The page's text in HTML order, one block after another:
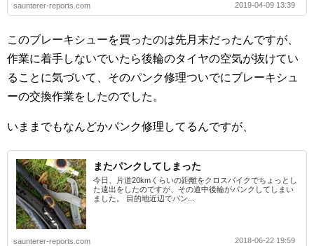
saunterer-reports.com 2019-04-09 13:39
このブレーキシューを買ったのは先月末だったんですが、
作業に着手しないでいたら後輪のタイヤの空気が抜けてい
ることに気づいて、そのパンク修理ついでにブレーキシュ
ーの交換作業をしたのでした。
いままでもなんどかパンク修理してるんですが、
またパンクしてしまった
今日、片道20kmくらいの距離をクロスバイクでちょっとし
た遠出をしたのですが、その道中後輪がパンクしてしまい
ました。 目的地近辺でパン...
saunterer-reports.com 2018-06-22 19:59